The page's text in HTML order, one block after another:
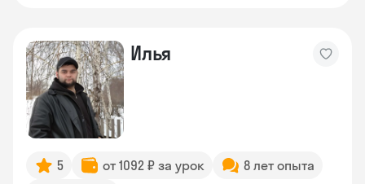
Илья
5 от 1092 ₽ за урок
8 лет опыта